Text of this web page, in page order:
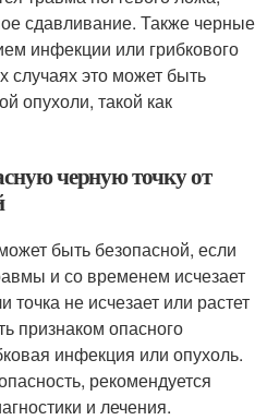
сдавливание. Также черные
инфекции или грибкового
случаях это может быть
опухоли, такой как
черную точку от
быть безопасной, если
и со временем исчезает
не исчезает или растет
признаком опасного
инфекция или опухоль.
рекомендуется
и лечения.